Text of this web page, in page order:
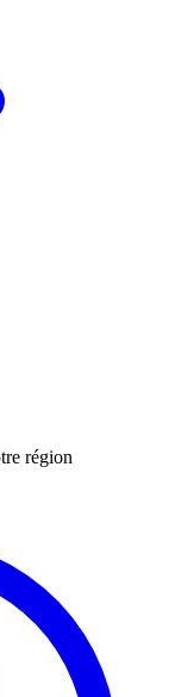
région